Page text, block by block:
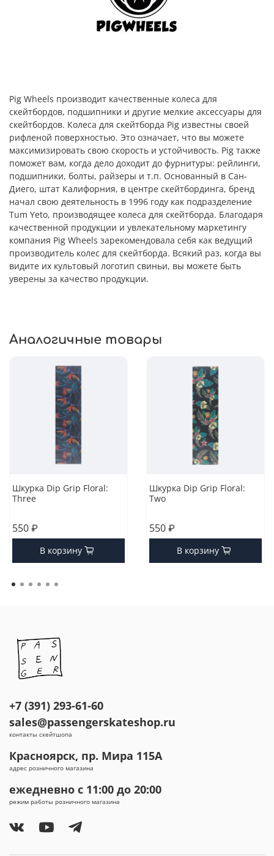
Pig Wheels производит качественные колеса для
скейтбордов, подшипники и другие мелкие аксессуары для
скейтбордов. Колеса для скейтборда Pig известны своей
рифленой поверхностью. Это означает, что вы можете
максимизировать свою скорость и устойчивость. Pig также
поможет вам, когда дело доходит до фурнитуры: рейлинги,
подшипники, болты, райзеры и т.п. Основанный в Сан-
Диего, штат Калифорния, в центре скейтбординга, бренд
начал свою деятельность в 1996 году как подразделение
Tum Yeto, производящее колеса для скейтборда. Благодаря
качественной продукции и увлекательному маркетингу
компания Pig Wheels зарекомендовала себя как ведущий
производитель колес для скейтборда. Всякий раз, когда вы
видите их культовый логотип свиньи, вы можете быть
уверены за качество продукции.
Аналогичные товары
Шкурка Dip Grip Floral:
Three
550 ₽
В корзину
Шкурка Dip Grip Floral:
Two
550 ₽
В корзину
+7 (391) 293-61-60
sales@passengerskateshop.ru
контакты скейтшопа
Красноярск, пр. Мира 115А
адрес розничного магазина
ежедневно с 11:00 до 20:00
режим работы розничного магазина